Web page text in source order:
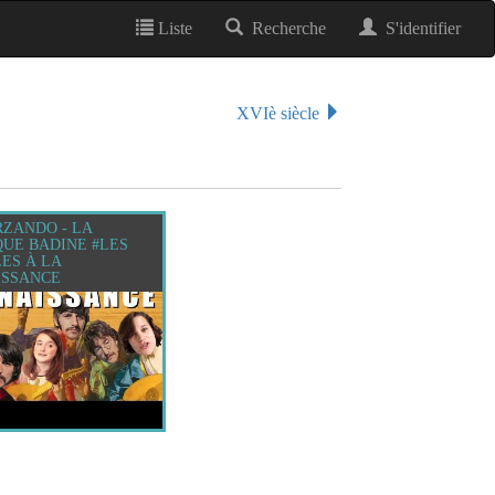
S'identifier
Recherche
Liste
XVIè siècle
- LA
BADINE #LES
À LA